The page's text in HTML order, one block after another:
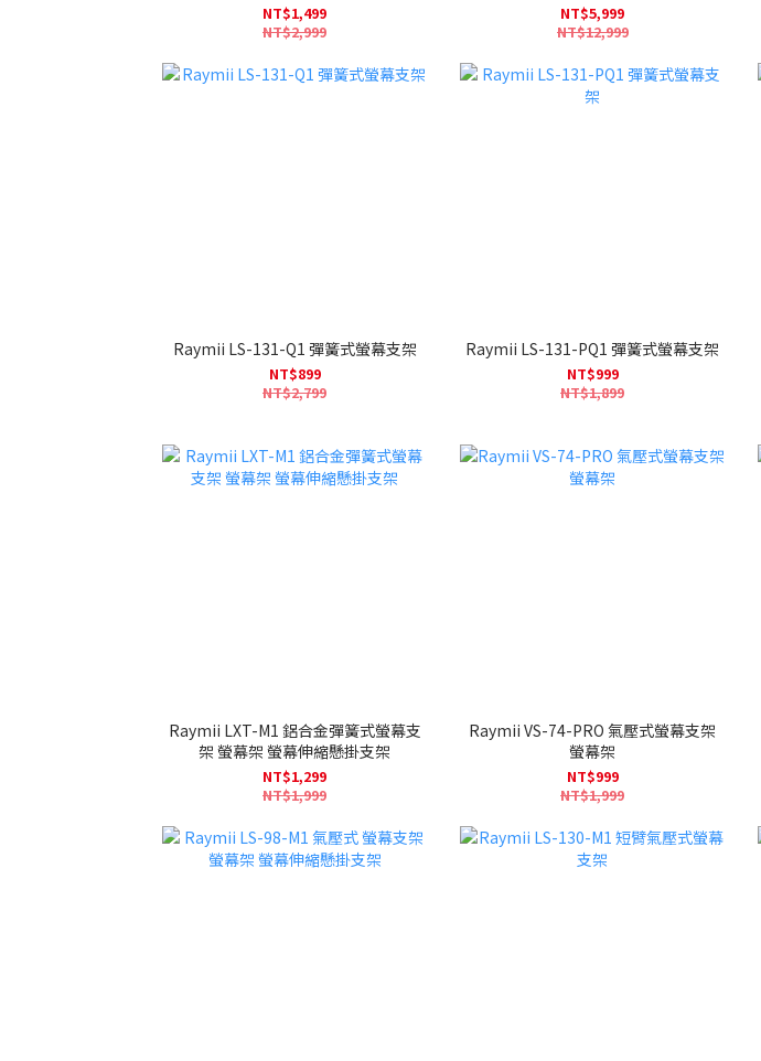
NT$1,499
NT$2,999
NT$5,999
NT$12,999
Raymii LS-131-Q1 彈簧式螢幕支架
NT$899
NT$2,799
Raymii LS-131-PQ1 彈簧式螢幕支架
NT$999
NT$1,899
Raymii LXT-M1 鋁合金彈簧式螢幕支
架 螢幕架 螢幕伸縮懸掛支架
NT$1,299
NT$1,999
Raymii VS-74-PRO 氣壓式螢幕支架
螢幕架
NT$999
NT$1,999